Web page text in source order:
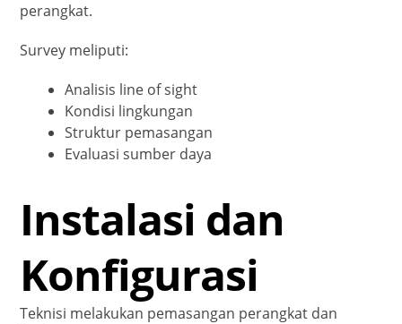
perangkat.
Survey meliputi:
Analisis line of sight
Kondisi lingkungan
Struktur pemasangan
Evaluasi sumber daya
Instalasi dan
Konfigurasi
Teknisi melakukan pemasangan perangkat dan